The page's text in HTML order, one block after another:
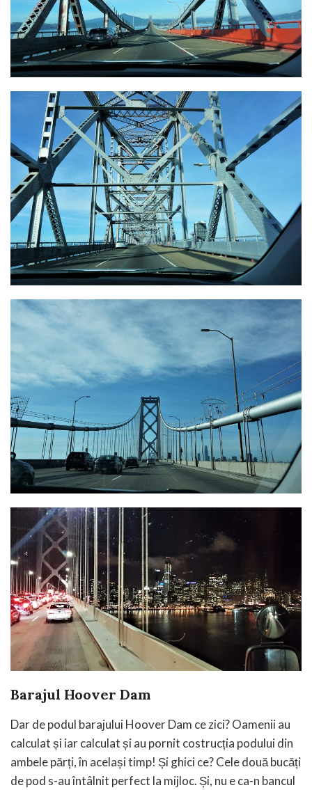
Barajul Hoover Dam
Dar de podul barajului Hoover Dam ce zici? Oamenii au
calculat și iar calculat și au pornit costrucția podului din
ambele părți, în același timp! Și ghici ce? Cele două bucăți
de pod s-au întâlnit perfect la mijloc. Și, nu e ca-n bancul